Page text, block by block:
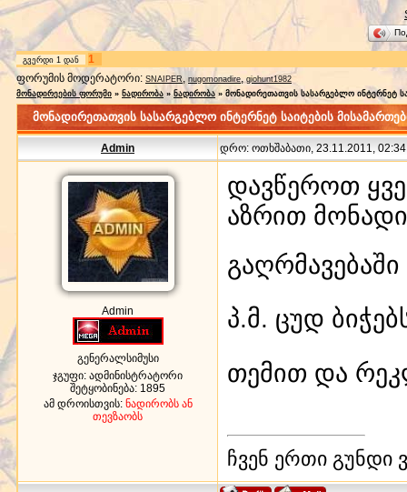
გვერდი 1 დან
1
ფორუმის მოდერატორი: SNAIPER , nugomonadire, giohunt1982
მონადირეების ფორუმი » ნადირობა » ნადირობა » მონადირეთათვის სასარგებლო ინტერნეტ
მონადირეთათვის სასარგებლო ინტერნეტ საიტების
Admin დრო: ოთხშაბათი, 23.11.2011,
Admin
გენერალსიმუსი
ჯგუფი: ადმინისტრატორი
შეტყობინება: 1895
ამ დროისთვის: ნადირობს ან
თევზაობს
დავწეროთ
აზრით
პ.მ. ცუდ
თემით და
ჩვენ ერთი გუნდი